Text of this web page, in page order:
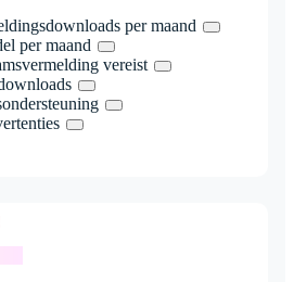
per maand
per maand
vereist